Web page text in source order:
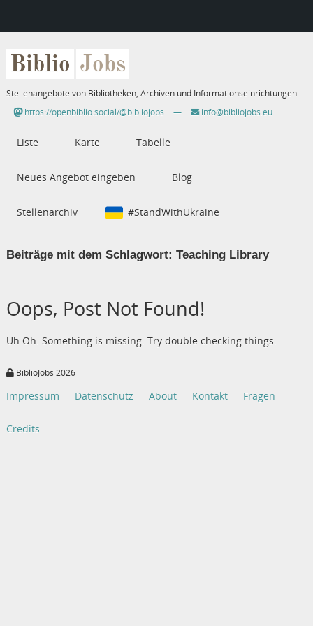
Biblio Jobs
Stellenangebote von Bibliotheken, Archiven und Informationseinrichtungen
https://openbiblio.social/@bibliojobs
— info@bibliojobs.eu
Liste Karte Tabelle
Neues Angebot eingeben Blog
Stellenarchiv #StandWithUkraine
Beiträge mit dem Schlagwort: Teaching Library
Oops, Post Not Found!
Uh Oh. Something is missing. Try double checking things.
BiblioJobs 2026
Impressum Datenschutz About Kontakt Fragen
Credits